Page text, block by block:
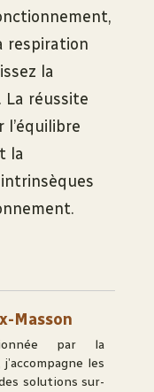
respiration
la
La réussite
l’équilibre
la
Masson
par la
les
solutions sur-